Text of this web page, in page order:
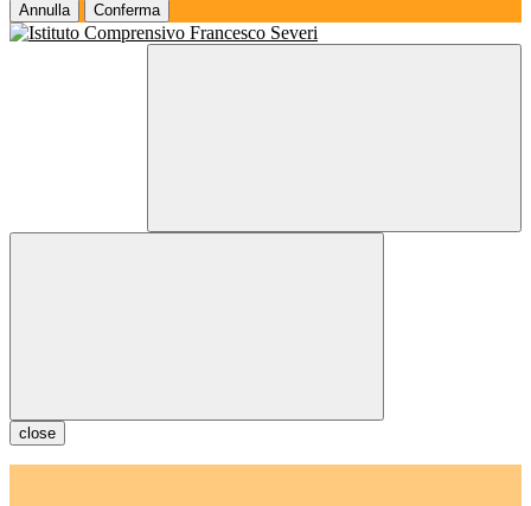
Annulla Conferma
close